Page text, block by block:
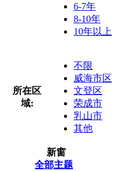
6-7年
8-10年
10年以上
所在区
域:
不限
威海市区
文登区
荣成市
乳山市
其他
新窗
全部主题